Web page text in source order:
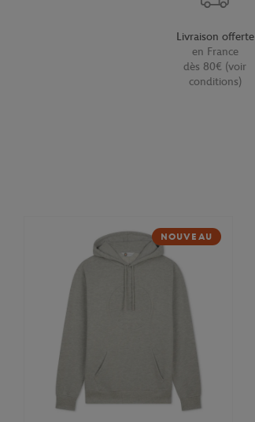
Livraison offerte
en France
dès 80€ (voir
conditions)
NOUVEAU